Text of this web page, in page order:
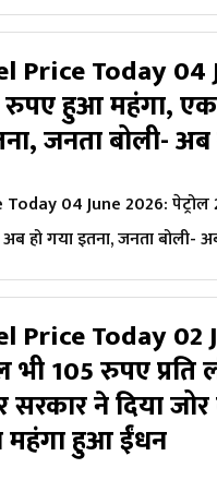
Price Today 04
हुआ महंगा, एक
जनता बोली-
04 June 2026:
हो गया इतना, जनता बोली-
Today 02
105 रुपए प्रति
ने दिया
महंगा हुआ ईंधन